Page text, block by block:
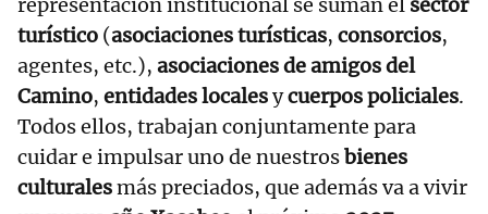
representación institucional se suman el sector
turístico (asociaciones turísticas, consorcios,
agentes, etc.), asociaciones de amigos del
Camino, entidades localesycuerpos policiales.
Todos ellos, trabajan conjuntamente para
cuidar e impulsar uno de nuestrosbienes
culturalesmás preciados, que además va a vivir